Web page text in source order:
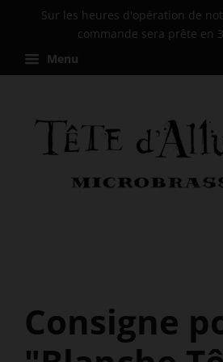
Sur les heures d'opération de
commande sera prête en
Menu
Consigne